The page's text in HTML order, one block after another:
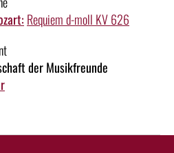
Requiem d-moll KV 626
der Musikfreunde